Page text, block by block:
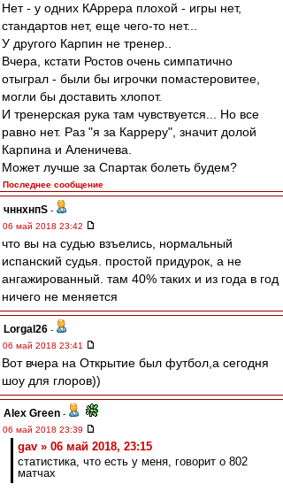
Нет - у одних КАррера плохой - игры нет,
стандартов нет, еще чего-то нет...
У другого Карпин не тренер..
Вчера, кстати Ростов очень симпатично
отыграл - были бы игрочки помастеровитее,
могли бы доставить хлопот.
И тренерская рука там чувствуется... Но все
равно нет. Раз "я за Карреру", значит долой
Карпина и Аленичева.
Может лучше за Спартак болеть будем?
Последнее сообщение
чннхнпS -
06 май 2018 23:42
что вы на судью взъелись, нормальный
испанский судья. простой придурок, а не
ангажированный. там 40% таких и из года в год
ничего не меняется
Lorgal26 -
06 май 2018 23:41
Вот вчера на Открытие был футбол,а сегодня
шоу для глоров))
Alex Green -
06 май 2018 23:39
gav » 06 май 2018, 23:15
статистика, что есть у меня, говорит о 802
матчах